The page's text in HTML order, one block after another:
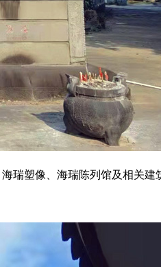
塑像、海瑞陈列馆及相关建